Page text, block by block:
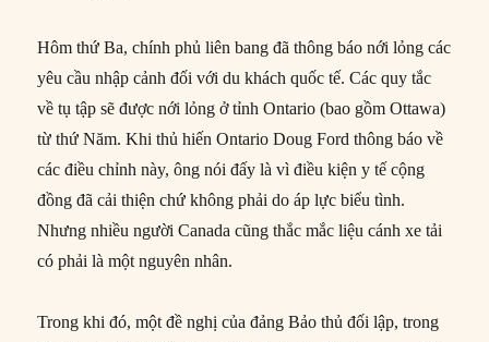
Hôm thứ Ba, chính phủ liên bang đã thông báo nới lỏng các
yêu cầu nhập cảnh đối với du khách quốc tế. Các quy tắc
về tụ tập sẽ được nới lỏng ở tỉnh Ontario (bao gồm Ottawa)
từ thứ Năm. Khi thủ hiến Ontario Doug Ford thông báo về
các điều chỉnh này, ông nói đấy là vì điều kiện y tế cộng
đồng đã cải thiện chứ không phải do áp lực biểu tình.
Nhưng nhiều người Canada cũng thắc mắc liệu cánh xe tải
có phải là một nguyên nhân.
Trong khi đó, một đề nghị của đảng Bảo thủ đối lập, trong